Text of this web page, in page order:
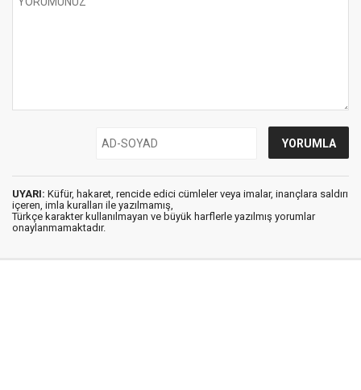
UYARI: Küfür, hakaret, rencide edici cümleler veya imalar, inançlara saldırı
içeren, imla kuralları ile yazılmamış,
Türkçe karakter kullanılmayan ve büyük harflerle yazılmış yorumlar
onaylanmamaktadır.